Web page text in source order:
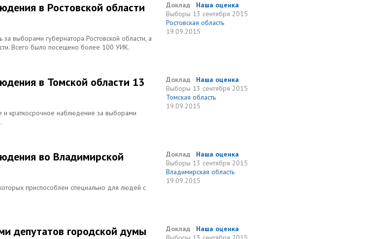
в Ростовской области
выборами губернатора Ростовской области, а
Всего было посещено более 100 УИК.
Доклад
Наша оценка
Выборы 13 сентября 2015
Ростовская область
19.09.2015
в Томской области 13
и краткосрочное наблюдение за выборами
Доклад
Наша оценка
Выборы 13 сентября 2015
Томская область
19.09.2015
во Владимирской
приспособлен специально для людей с
Доклад
Наша оценка
Выборы 13 сентября 2015
Владимирская область
19.09.2015
депутатов городской думы
Доклад
Наша оценка